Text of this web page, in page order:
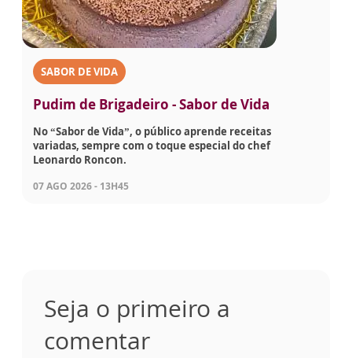
SABOR DE VIDA
Pudim de Brigadeiro - Sabor de Vida
No “Sabor de Vida”, o público aprende receitas
variadas, sempre com o toque especial do chef
Leonardo Roncon.
07 AGO 2026 - 13H45
Seja o primeiro a
comentar